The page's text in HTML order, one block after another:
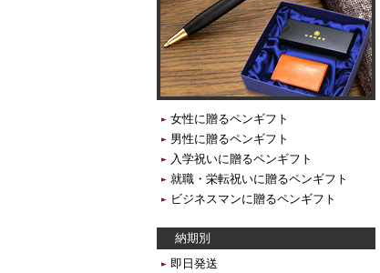
女性に贈るペンギフト
男性に贈るペンギフト
入学祝いに贈るペンギフト
就職・栄転祝いに贈るペンギフト
ビジネスマンに贈るペンギフト
納期別
即日発送